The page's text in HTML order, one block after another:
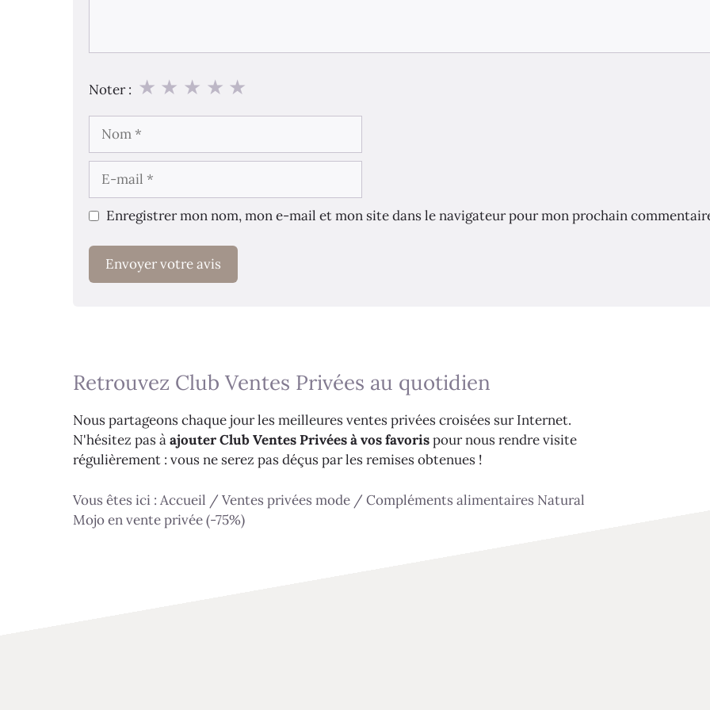
Noter : ★
★
★
★
★
mail
Enregistrer mon nom, mon e-mail et mon site dans le navigateur pour mon prochain
Retrouvez Club Ventes Privées au quotidien
Nous partageons chaque jour les meilleures ventes privées croisées sur Internet.
N'hésitez pas àajouter Club Ventes Privées à vos favorispour nous rendre visite
régulièrement : vous ne serez pas déçus par les remises obtenues !
Vous êtes ici : Accueil / Ventes privées mode / Compléments alimentaires Natural
Mojo en vente privée (-75%)